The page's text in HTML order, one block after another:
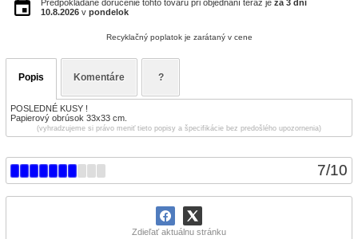
7/10
Zdieľať aktuálnu stránku
Predpokladané doručenie tohto tovaru pri objednaní teraz je za 3 dni
10.8.2026 v pondelok
Recyklačný poplatok je zarátaný v cene
Popis Komentáre ?
POSLEDNÉ KUSY !
Papierový obrúsok 33x33 cm.
(vyhradzujeme si právo meniť tieto popisy a špecifikácie bez predošlého upozornenia)